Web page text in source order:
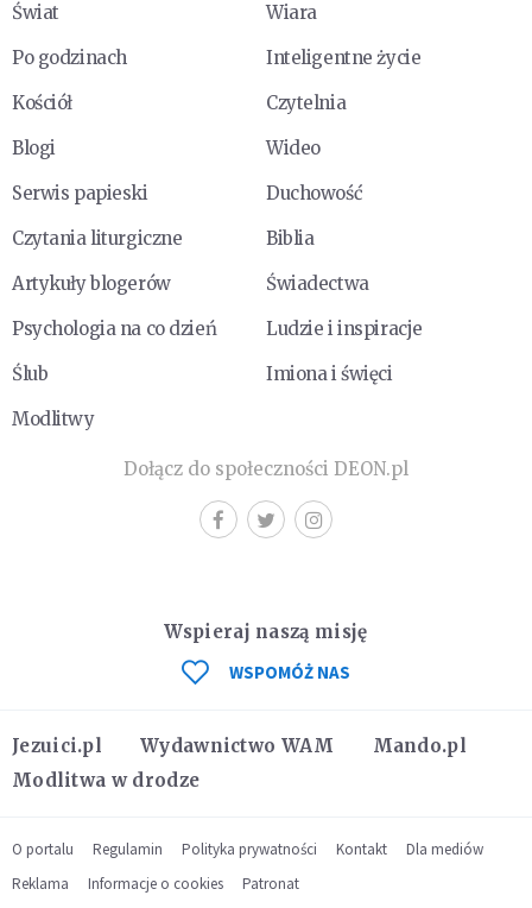
Świat
Wiara
Po godzinach
Inteligentne życie
Kościół
Czytelnia
Blogi
Wideo
Serwis papieski
Duchowość
Czytania liturgiczne
Biblia
Artykuły blogerów
Świadectwa
Psychologia na co dzień
Ludzie i inspiracje
Ślub
Imiona i święci
Modlitwy
Dołącz do społeczności DEON.pl
Jezuici.pl Wydawnictwo WAM
Mando.pl
Modlitwa w drodze
Wspieraj naszą misję
WSPOMÓŻ NAS
O portalu Regulamin Polityka prywatności Kontakt
Dla mediów
Reklama
Informacje o cookies Patronat